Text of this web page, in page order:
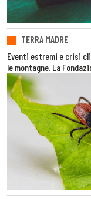
TERRA MADRE
Eventi estremi e crisi
le montagne. La